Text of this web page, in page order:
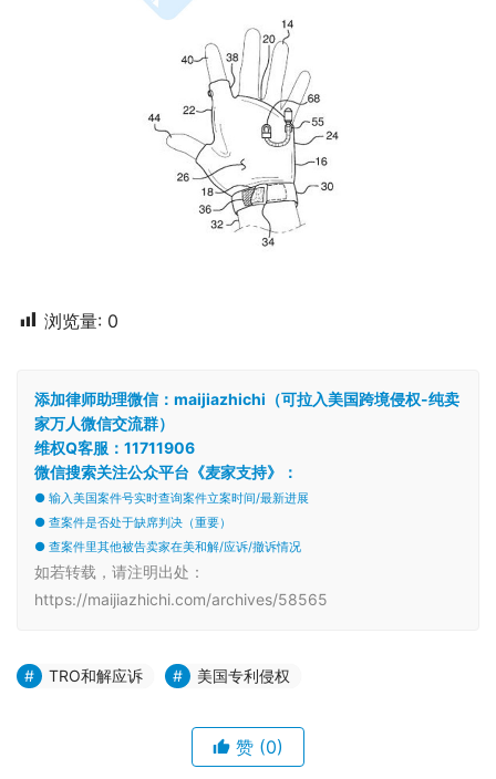
浏览量: 0
添加律师助理微信：maijiazhichi（可拉入美国跨境侵权-纯卖
家万人微信交流群）
维权Q客服：11711906
微信搜索关注公众平台《麦家支持》：
● 输入美国案件号实时查询案件立案时间/最新进展
● 查案件是否处于缺席判决（重要）
● 查案件里其他被告卖家在美和解/应诉/撤诉情况
如若转载，请注明出处：
https://maijiazhichi.com/archives/58565
TRO和解应诉 美国专利侵权
赞 (0)